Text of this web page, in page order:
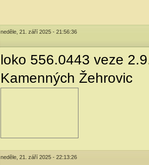
neděle, 21. září 2025 - 21:56:36
loko 556.0443 veze
Kamenných Žehrovic
neděle, 21. září 2025 - 22:13:26